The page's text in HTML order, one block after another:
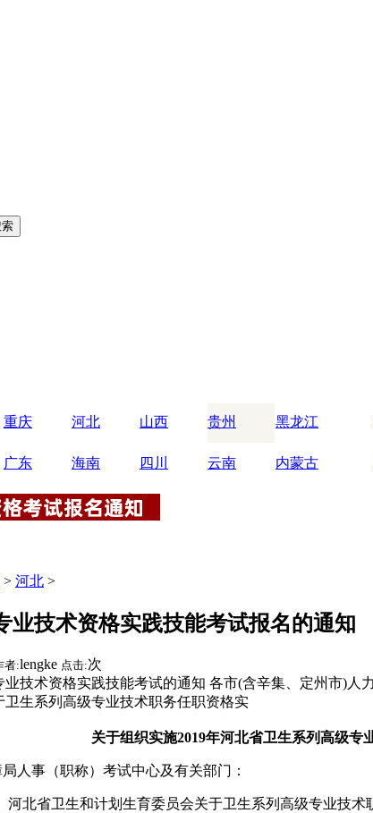
重庆 河北 山西 贵州 黑龙江
广东 海南 四川 云南 内蒙古
> 河北 >
业技术资格实践技能考试报名的通知
者:lengke 点击:次
技术资格实践技能考试的通知 各市(含辛集、定州市)
生系列高级专业技术职务任职资格实
关于组织实施2019年河北省卫生系列高级专
人事（职称）考试中心及有关部门：
省卫生和计划生育委员会关于卫生系列高级专业技术